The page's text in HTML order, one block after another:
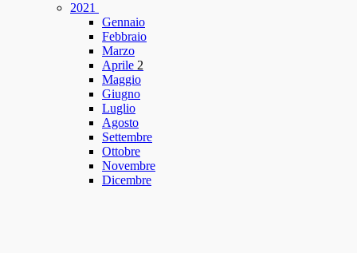
2021
Gennaio
Febbraio
Marzo
Aprile 2
Maggio
Giugno
Luglio
Agosto
Settembre
Ottobre
Novembre
Dicembre